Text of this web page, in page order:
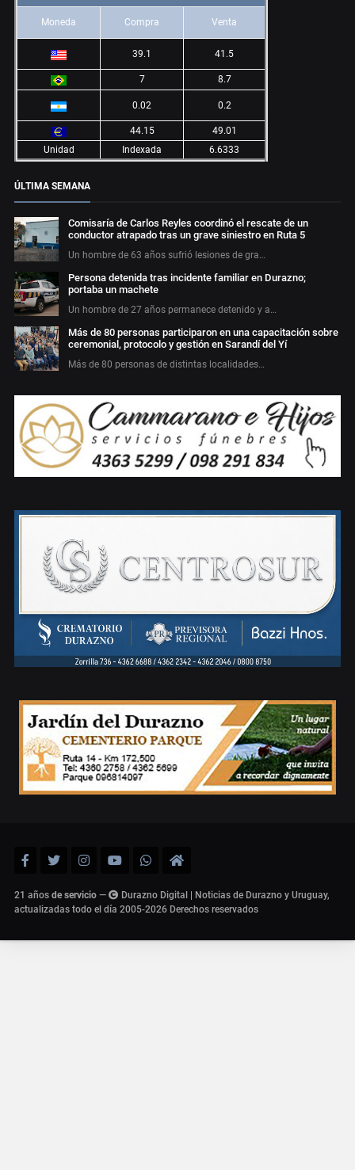
Moneda Compra Venta
39.1 41.5
7 8.7
0.02 0.2
44.15
49.01
Unidad
Indexada 6.6333
ÚLTIMA SEMANA
Comisaría de Carlos Reyles coordinó el rescate de un
conductor atrapado tras un grave siniestro en Ruta 5
Un hombre de 63 años sufrió lesiones de gra…
Persona detenida tras incidente familiar en Durazno;
portaba un machete
Un hombre de 27 años permanece detenido y a…
Más de 80 personas participaron en una capacitación sobre
ceremonial, protocolo y gestión en Sarandí del Yí
Más de 80 personas de distintas localidades…
21 años de servicio —
Durazno Digital | Noticias de Durazno y Uruguay,
actualizadas todo el día 2005-2026 Derechos reservados